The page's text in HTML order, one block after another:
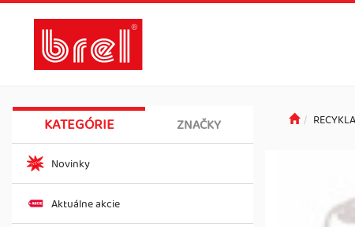
KATEGÓRIE ZNAČKY
Novinky
Aktuálne akcie